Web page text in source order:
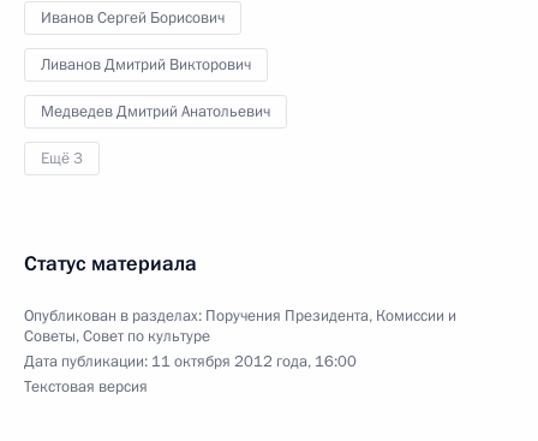
Иванов Сергей Борисович
Ливанов Дмитрий Викторович
Медведев Дмитрий Анатольевич
Ещё 3
Статус материала
Опубликован в разделах: Поручения Президента, Комиссии и
Советы,Совет по культуре
Дата публикации: 11 октября 2012 года, 16:00
Текстовая версия